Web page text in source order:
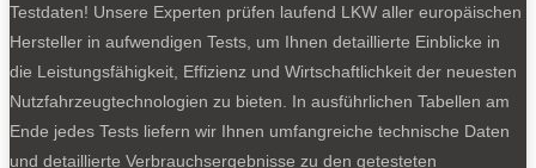
Testdaten! Unsere Experten prüfen laufend LKW aller europäischen
Hersteller in aufwendigen Tests, um Ihnen detaillierte Einblicke in
die Leistungsfähigkeit, Effizienz und Wirtschaftlichkeit der neuesten
Nutzfahrzeugtechnologien zu bieten. In ausführlichen Tabellen am
Ende jedes Tests liefern wir Ihnen umfangreiche technische Daten
und detaillierte Verbrauchsergebnisse zu den getesteten